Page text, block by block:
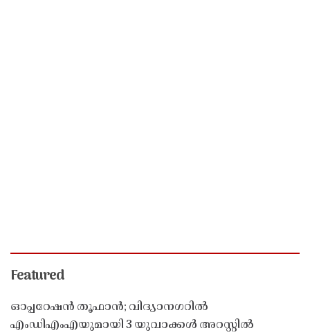
Featured
ഓപ്പറേഷൻ തൂഫാൻ; വിദ്യാനഗറിൽ
എംഡിഎംഎയുമായി 3 യുവാക്കൾ അറസ്റ്റിൽ